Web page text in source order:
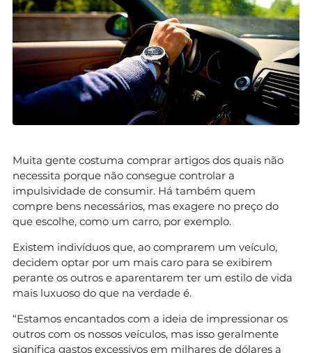
Muita gente costuma comprar artigos dos quais não
necessita porque não consegue controlar a
impulsividade de consumir. Há também quem
compre bens necessários, mas exagere no preço do
que escolhe, como um carro, por exemplo.
Existem indivíduos que, ao comprarem um veículo,
decidem optar por um mais caro para se exibirem
perante os outros e aparentarem ter um estilo de vida
mais luxuoso do que na verdade é.
“Estamos encantados com a ideia de impressionar os
outros com os nossos veículos, mas isso geralmente
significa gastos excessivos em milhares de dólares a